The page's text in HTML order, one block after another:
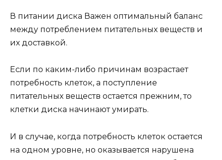
В питании диска Важен оптимальный баланс
между потреблением питательных веществ и
их доставкой.
Если по каким-либо причинам возрастает
потребность клеток, а поступление
питательных веществ остается прежним, то
клетки диска начинают умирать.
И в случае, когда потребность клеток остается
на одном уровне, но оказывается нарушена